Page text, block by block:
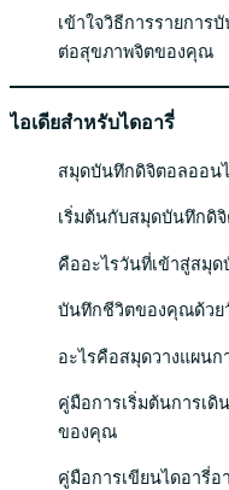
เข้าใจวิธีการรายกา
ต่อสุขภาพจิตของคุณ
ไอเดียสำหรับไดอารี่
สมุดบันทึกดิจิตอลออน
เริ่มต้นกับสมุดบันทึกดิ
คืออะไรวันที่เข้าสู่สมุด
บันทึกชีวิตของคุณด้วย
อะไรคือสมุดวางแผนก
คู่มือการเริ่มต้นการเ
ของคุณ
คู่มือการเขียนไดอารี่อ